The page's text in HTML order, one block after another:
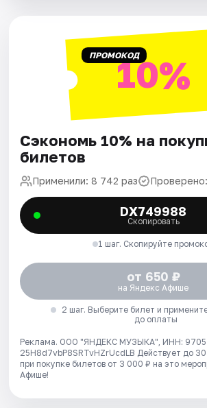
ПРОМОКОД10%
Сэкономь 10% на
билетов
Применили: 8 742 раз
DX749988
Скопировать
1 шаг. Скопируйте
от 650 ₽
на Яндекс Афише
2 шаг. Выберите билет и
до оплаты
Реклама. ООО "ЯНДЕКС МУЗЫКА", ИНН:
25H8d7vbP8SRTvHZrUcdLB Действует до
при покупке билетов от 3 000 ₽ на это
Афише!